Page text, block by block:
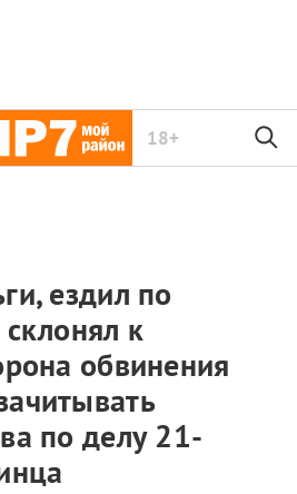
18+
ездил по
к
обвинения
по делу 21-